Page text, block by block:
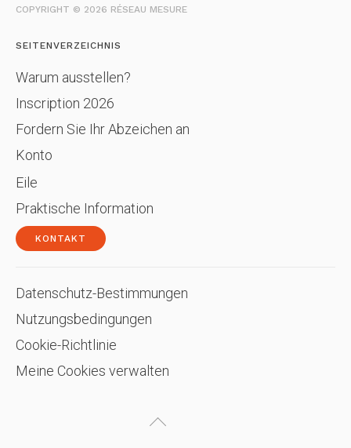
COPYRIGHT © 2026 RÉSEAU MESURE
SEITENVERZEICHNIS
Warum ausstellen?
Inscription 2026
Fordern Sie Ihr Abzeichen an
Konto
Eile
Praktische Information
KONTAKT
Datenschutz-Bestimmungen
Nutzungsbedingungen
Cookie-Richtlinie
Meine Cookies verwalten